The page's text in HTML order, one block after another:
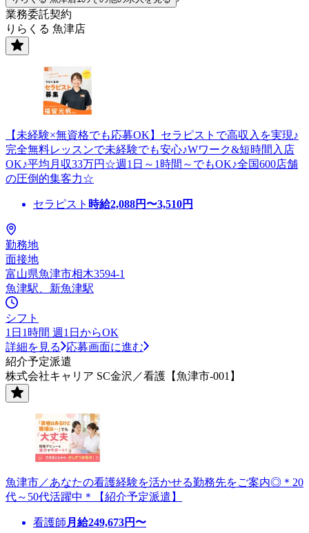
業務委託契約
りらくる 魚津店
【未経験×無資格でも応募OK】セラピストで高収入を実現♪
完全無料レッスンで未経験でも安心♪Wワーク&短時間入店
OK♪平均月収33万円☆週1日～1時間～でもOK♪全国600店舗
の圧倒的集客力☆
セラピスト 時給2,088円〜3,510円
勤務地
面接地
富山県魚津市相木3594-1
魚津駅、新魚津駅
シフト
1日1時間 週1日からOK
詳細を見る
応募画面に進む
紹介予定派遣
株式会社キャリア SC金沢／看護【魚津市-001】
魚津市／あなたの看護経験を活かせる勤務先をご案内◎＊20
代～50代活躍中＊【紹介予定派遣】
看護師 月給249,673円〜